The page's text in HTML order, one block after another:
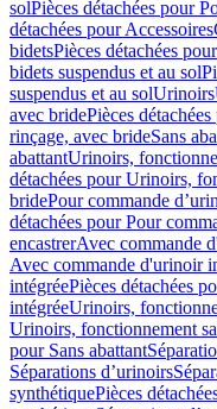
solPièces détachées pour
détachées pour Accessoires
bidetsPièces détachées
bidets suspendus et au sol
suspendus et au solUrinoirs
avec bridePièces
rinçage, avec brideSans
abattantUrinoirs,
détachées pour Urinoirs,
bridePour commande
détachées pour Pour
encastrerAvec commande
Avec commande d'urinoir
intégréePièces détachées
intégréeUrinoirs,
Urinoirs, fonctionnement
pour Sans abattant
Séparations d’urinoirs
synthétiquePièces